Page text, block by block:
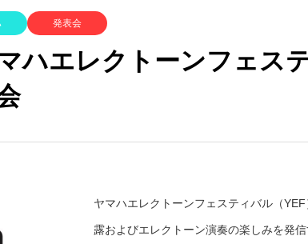
発表会
マハエレクトーンフェ
ヤマハエレクトーンフェスティバル（
露およびエレクトーン演奏の楽しみを発